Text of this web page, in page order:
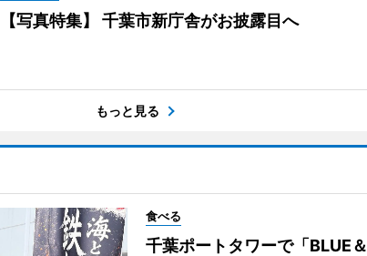
【写真特集】 千葉市新庁舎がお披露目へ
もっと見る
食べる
千葉ポートタワーで「BLUE＆